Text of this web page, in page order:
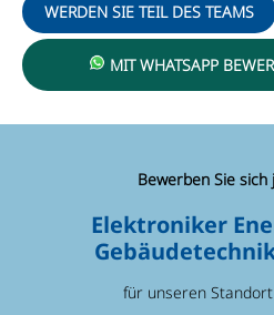
WERDEN SIE TEIL DES TEAMS
MIT WHATSAPP
Bewerben Sie sich
Elektroniker
für unseren